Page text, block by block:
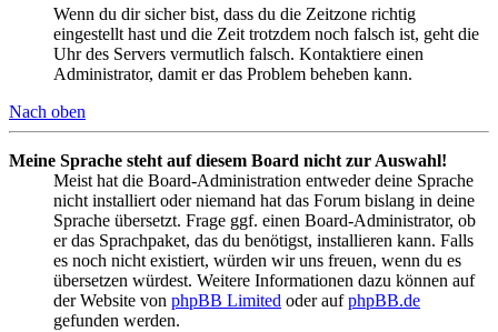
Wenn du dir sicher bist, dass du die Zeitzone richtig
eingestellt hast und die Zeit trotzdem noch falsch ist, geht die
Uhr des Servers vermutlich falsch. Kontaktiere einen
Administrator, damit er das Problem beheben kann.
Nach oben
Meine Sprache steht auf diesem Board nicht zur Auswahl!
Meist hat die Board-Administration entweder deine Sprache
nicht installiert oder niemand hat das Forum bislang in deine
Sprache übersetzt. Frage ggf. einen Board-Administrator, ob
er das Sprachpaket, das du benötigst, installieren kann. Falls
es noch nicht existiert, würden wir uns freuen, wenn du es
übersetzen würdest. Weitere Informationen dazu können auf
der Website von phpBB Limited oder aufphpBB.de
gefunden werden.